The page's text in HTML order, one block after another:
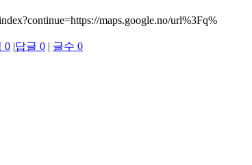
maps.google.no/url%3Fq%
0 |답글 0 | 글수 0